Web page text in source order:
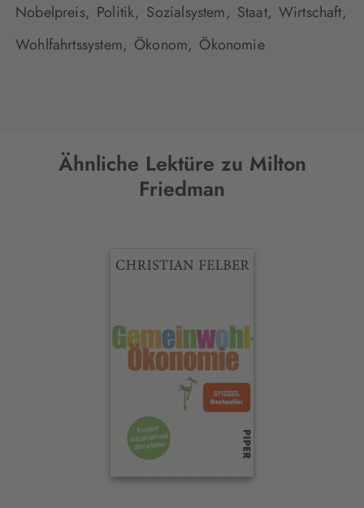
Nobelpreis, Politik, Sozialsystem, Staat, Wirtschaft,
Wohlfahrtssystem, Ökonom, Ökonomie
Ähnliche Lektüre zu Milton
Friedman